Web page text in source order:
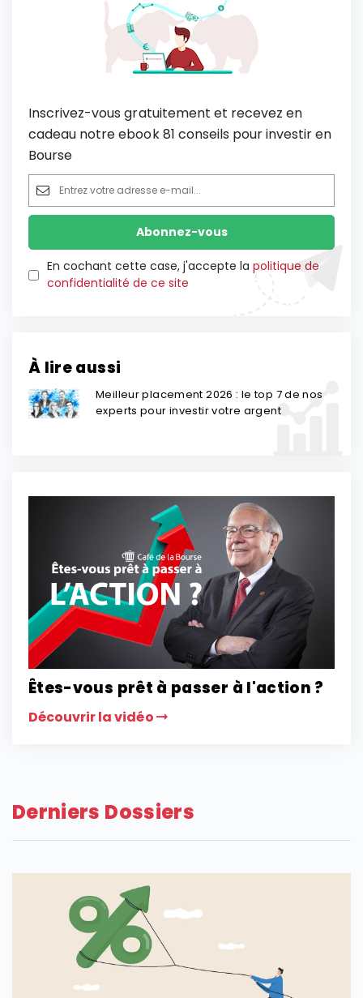
Inscrivez-vous gratuitement et recevez en
cadeau notre ebook 81 conseils pour investir en
Bourse
En cochant cette case, j'accepte la politique de
confidentialité de ce site
À lire aussi
Meilleur placement 2026 : le top 7 de nos
experts pour investir votre argent
Êtes-vous prêt à passer à l'action ?
Découvrir la vidéo
Derniers Dossiers